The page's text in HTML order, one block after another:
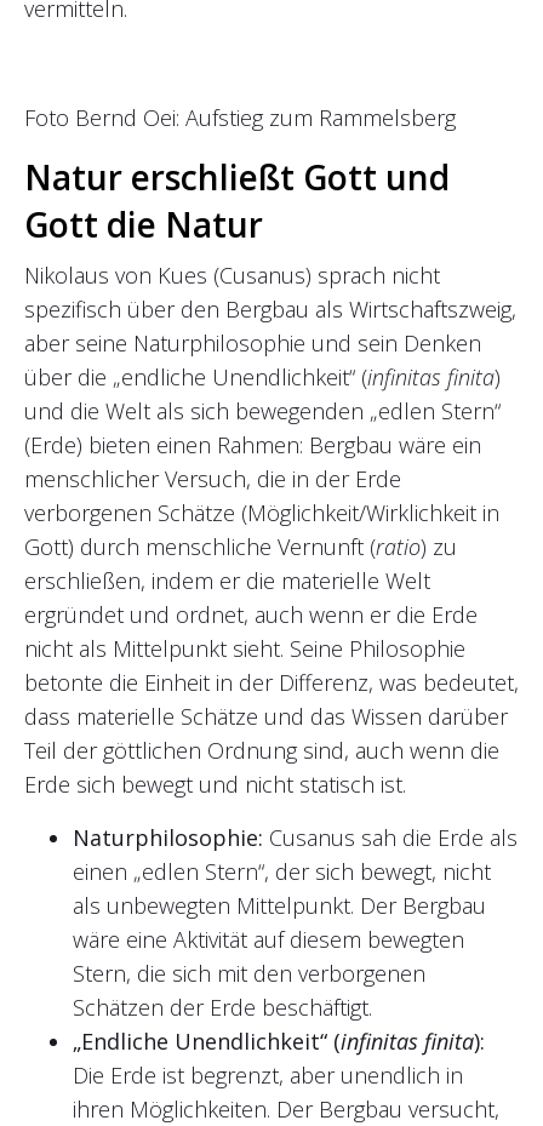
vermitteln.
Foto Bernd Oei: Aufstieg zum Rammelsberg
Natur erschließt Gott und
Gott die Natur
Nikolaus von Kues (Cusanus) sprach nicht
spezifisch über den Bergbau als Wirtschaftszweig,
aber seine Naturphilosophie und sein Denken
über die „endliche Unendlichkeit“ (infinitas finita)
und die Welt als sich bewegenden „edlen Stern“
(Erde) bieten einen Rahmen: Bergbau wäre ein
menschlicher Versuch, die in der Erde
verborgenen Schätze (Möglichkeit/Wirklichkeit in
Gott) durch menschliche Vernunft (ratio) zu
erschließen, indem er die materielle Welt
ergründet und ordnet, auch wenn er die Erde
nicht als Mittelpunkt sieht. Seine Philosophie
betonte die Einheit in der Differenz, was bedeutet,
dass materielle Schätze und das Wissen darüber
Teil der göttlichen Ordnung sind, auch wenn die
Erde sich bewegt und nicht statisch ist.
Naturphilosophie: Cusanus sah die Erde als
einen „edlen Stern“, der sich bewegt, nicht
als unbewegten Mittelpunkt. Der Bergbau
wäre eine Aktivität auf diesem bewegten
Stern, die sich mit den verborgenen
Schätzen der Erde beschäftigt.
„Endliche Unendlichkeit“ (infinitas finita):
Die Erde ist begrenzt, aber unendlich in
ihren Möglichkeiten. Der Bergbau versucht,